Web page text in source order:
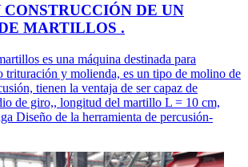
CONSTRUCCIÓN DE UN
MARTILLOS .
es una máquina destinada para
trituración y molienda, es un tipo de molino de
tienen la ventaja de ser capaz de
de giro,, longitud del martillo L = 10 cm,
Diseño de la herramienta de percusión-